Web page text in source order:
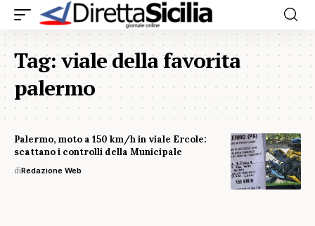
Tag:viale della favorita
palermo
Palermo, moto a 150 km/h in viale Ercole:
scattano i controlli della Municipale
diRedazione Web